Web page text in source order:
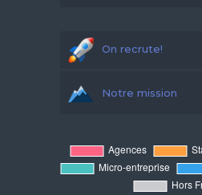
On recrute!
Notre mission